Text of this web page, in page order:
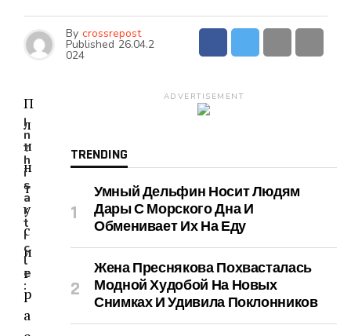
By crossrepost
Published 26.04.2
024
П
л
и
н
т
у
с
и
г
р
а
I
n
t
h
i
s
a
r
t
i
c
l
e
:
ADVERTISEMENT
TRENDING
Умный Дельфин Носит Людям
Дары С Морского Дна И
Обменивает Их На Еду
Жена Преснякова Похвасталась
Модной Худобой На Новых
Снимках И Удивила Поклонников